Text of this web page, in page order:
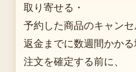
取り寄せる・
予約した商品のキャンセ
返金までに数週間かかる
注文を確定する前に、